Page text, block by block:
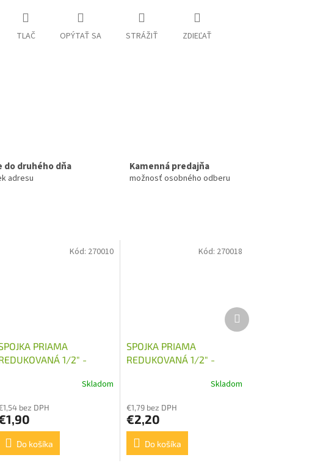
TLAČ OPÝTAŤ SA STRÁŽIŤ ZDIEĽAŤ
do druhého dňa
adresu
Kamenná predajňa
možnosť osobného odberu
PRIAMA
1/2" -
Skladom
bez DPH
Do košíka
Kód: 270010
SPOJKA PRIAMA
REDUKOVANÁ 1/2" -
Skladom
€1,79 bez DPH
€2,20
Do košíka
Kód: 270018
Ďalší
produkt